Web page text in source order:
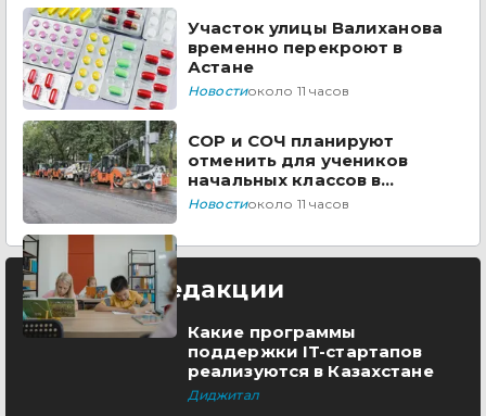
Участок улицы Валиханова
временно перекроют в
Астане
Новостиоколо 11 часов
СОР и СОЧ планируют
отменить для учеников
начальных классов в
Казахстане
Новостиоколо 11 часов
Выбор редакции
Какие программы
поддержки IT-стартапов
реализуются в Казахстане
Диджитал